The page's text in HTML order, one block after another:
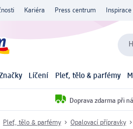
Kariéra Press centrum
Líčení Pleť, tělo & parfémy
Doprava zdarma při
Pleť, tělo & parfémy Opalovací přípravky